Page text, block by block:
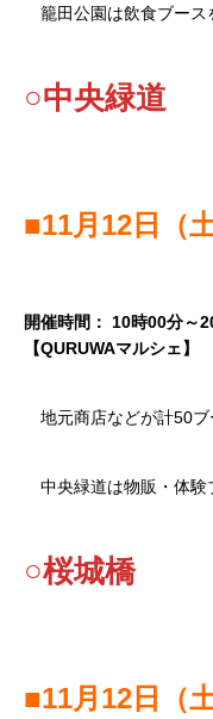
籠田公園は飲食ブース
○中央緑道
■11月12日（
開催時間： 10時00分～
【QURUWAマルシェ】
地元商店などが計50ブ
中央緑道は物販・体験
○桜城橋
■11月12日（